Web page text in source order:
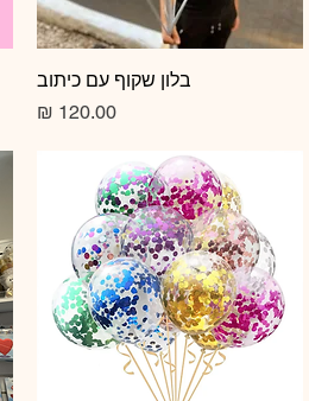
תצוגה מהירה
בלון שקוף עם כיתוב
מחיר‏120.00 ‏₪